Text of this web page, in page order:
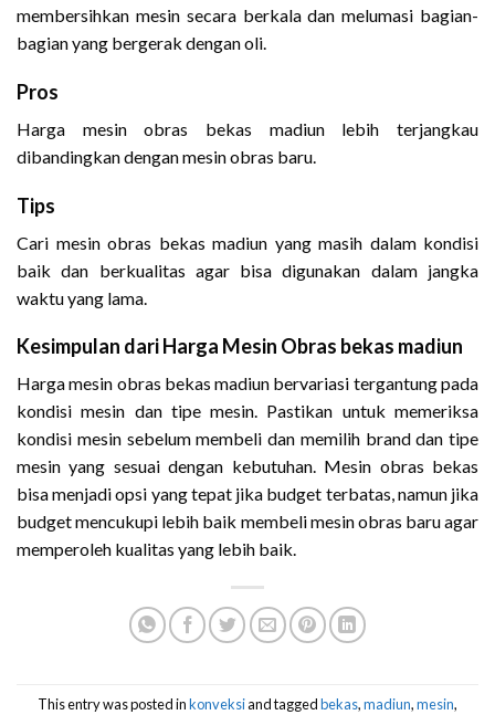
membersihkan mesin secara berkala dan melumasi bagian-
bagian yang bergerak dengan oli.
Pros
Harga mesin obras bekas madiun lebih terjangkau
dibandingkan dengan mesin obras baru.
Tips
Cari mesin obras bekas madiun yang masih dalam kondisi
baik dan berkualitas agar bisa digunakan dalam jangka
waktu yang lama.
Kesimpulan dari Harga Mesin Obras bekas madiun
Harga mesin obras bekas madiun bervariasi tergantung pada
kondisi mesin dan tipe mesin. Pastikan untuk memeriksa
kondisi mesin sebelum membeli dan memilih brand dan tipe
mesin yang sesuai dengan kebutuhan. Mesin obras bekas
bisa menjadi opsi yang tepat jika budget terbatas, namun jika
budget mencukupi lebih baik membeli mesin obras baru agar
memperoleh kualitas yang lebih baik.
This entry was posted inkonveksiand taggedbekas,madiun,mesin,